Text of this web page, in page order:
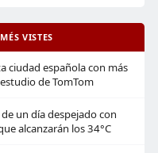
VISTES
ciudad española con más
de TomTom
un día despejado con
alcanzarán los 34°C